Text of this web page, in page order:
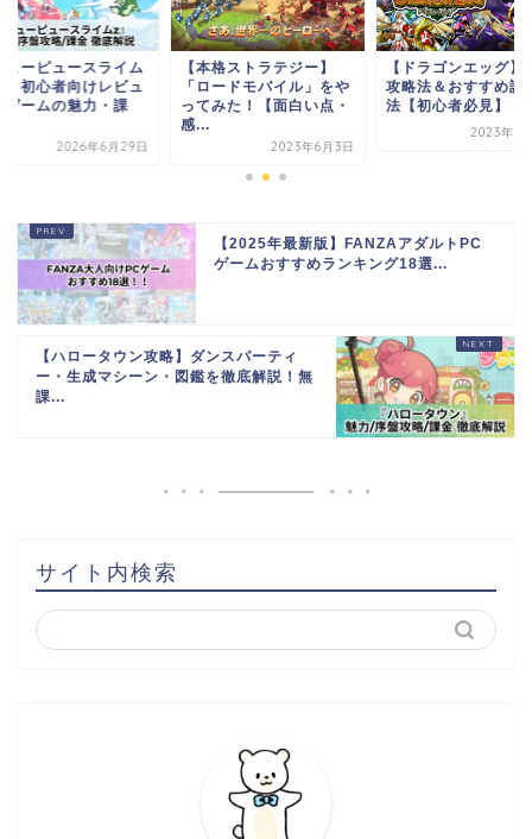
ューピュースライム
】初心者向けレビュ
ゲームの魅力・課
2026年6月29日
【本格ストラテジー】
「ロードモバイル」をや
ってみた！【面白い点・
感...
2023年6月3日
【ドラゴンエッグ】
攻略法＆おすすめ課
法【初心者必見】
2023年7
【2025年最新版】FANZAアダルトPC
ゲームおすすめランキング18選...
【ハロータウン攻略】ダンスパーティ
ー・生成マシーン・図鑑を徹底解説！無
課...
サイト内検索